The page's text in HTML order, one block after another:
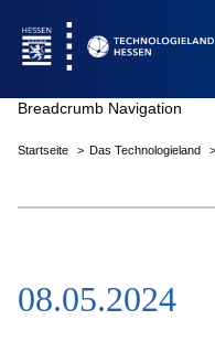
Das Technologieland
Breadcrumb Navigation
Startseite Das Technologieland
08.05.2024